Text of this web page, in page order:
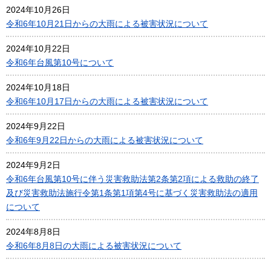
2024年10月26日
令和6年10月21日からの大雨による被害状況について
2024年10月22日
令和6年台風第10号について
2024年10月18日
令和6年10月17日からの大雨による被害状況について
2024年9月22日
令和6年9月22日からの大雨による被害状況について
2024年9月2日
令和6年台⾵第10号に伴う災害救助法第2条第2項による救助の終了
及び災害救助法施⾏令第1条第1項第4号に基づく災害救助法の適⽤
について
2024年8月8日
令和6年8月8日の大雨による被害状況について